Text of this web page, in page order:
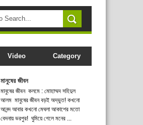
Video Category
মানুষের জীবন
মানুষের জীবন কলমে : মোহাম্মদ সহিদুল
আলম মানুষের জীবন বড়ই অদ্ভুত! কখনো
আনন্দ আবার কখনো মেঘলা আকাশের মতো
বেদনায় ভরপুর! ঘুমিয়ে গেলে মনের ...